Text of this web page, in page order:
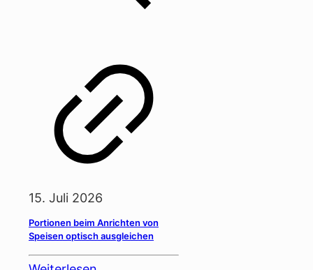
15. Juli 2026
Portionen beim Anrichten von
Speisen optisch ausgleichen